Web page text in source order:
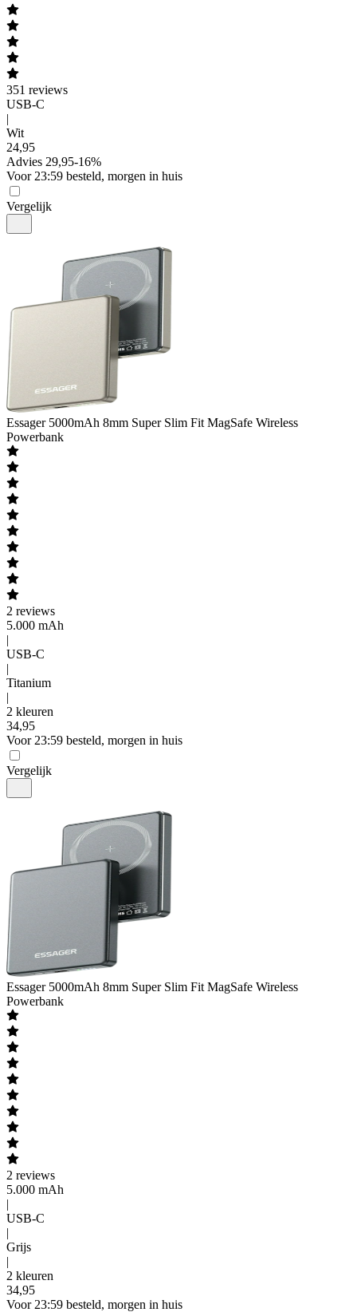
351 reviews
USB-C
|
Wit
24,95
Advies 29,95-16%
Voor 23:59 besteld, morgen in huis
Vergelijk
Essager 5000mAh 8mm Super Slim Fit MagSafe Wireless
Powerbank
2 reviews
5.000 mAh
|
USB-C
|
Titanium
|
2 kleuren
34,95
Voor 23:59 besteld, morgen in huis
Vergelijk
Essager 5000mAh 8mm Super Slim Fit MagSafe Wireless
Powerbank
2 reviews
5.000 mAh
|
USB-C
|
Grijs
|
2 kleuren
34,95
Voor 23:59 besteld, morgen in huis